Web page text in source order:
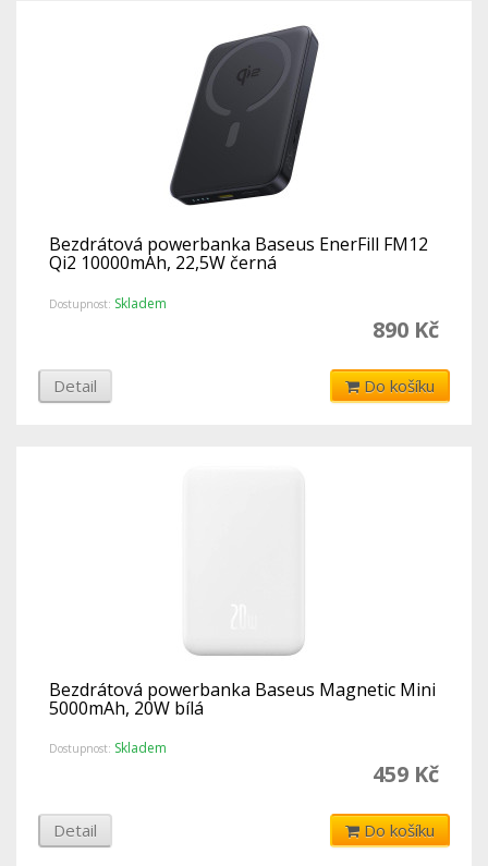
Bezdrátová powerbanka Baseus EnerFill FM12
Qi2 10000mAh, 22,5W černá
Dostupnost: Skladem
890 Kč
Detail Do košíku
Bezdrátová powerbanka Baseus Magnetic Mini
5000mAh, 20W bílá
Dostupnost: Skladem
459 Kč
Detail Do košíku